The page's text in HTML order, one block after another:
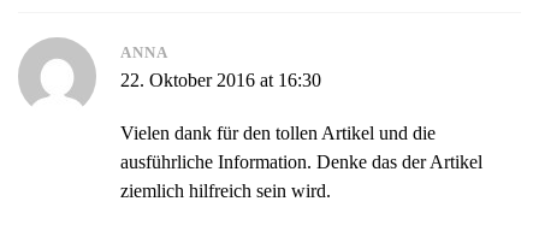
ANNA
22. Oktober 2016 at 16:30
Vielen dank für den tollen Artikel und die
ausführliche Information. Denke das der Artikel
ziemlich hilfreich sein wird.